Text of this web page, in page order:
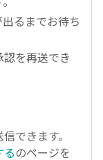
るまでお待ち
を再送でき
できます。
るのページを